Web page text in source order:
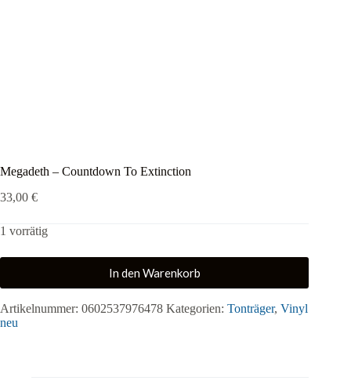
Megadeth – Countdown To Extinction
33,00 €
1 vorrätig
In den Warenkorb
Artikelnummer: 0602537976478 Kategorien: Tonträger, Vinyl
neu